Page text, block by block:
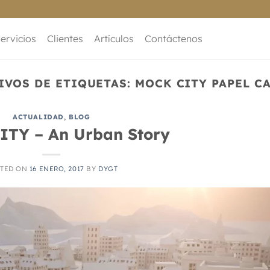
Clientes Artículos Contáctenos
DE ETIQUETAS: MOCK CITY PAPEL
ACTUALIDAD, BLOG
– An Urban Story
ON 16 ENERO, 2017 BY DYGT